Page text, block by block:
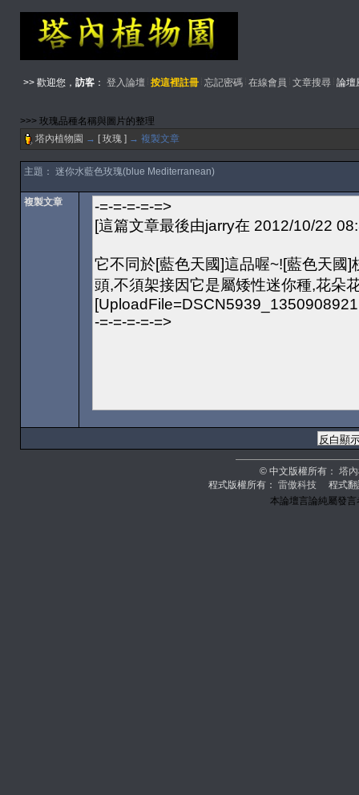
>> 歡迎您， 訪客： 登入論壇 按這裡註冊 忘記密碼 在線會員 文章搜尋 論壇
>>> 玫瑰品種名稱與圖片的整理
塔內植物園 → [ 玫瑰 ] → 複製文章
主題： 迷你水藍色玫瑰(blue Mediterranean)
複製文章
© 中文版權所有： 塔
程式版權所有： 雷傲科技程式翻
本論壇言論純屬發